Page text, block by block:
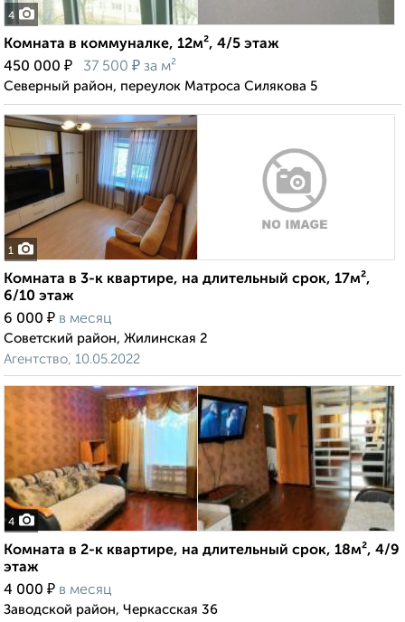
4
Комната в коммуналке, 12м², 4/5 этаж
450 000 ₽ 37 500 ₽ за м²
Северный район, переулок Матроса Силякова 5
1
Комната в 3-к квартире, на длительный срок, 17м²,
6/10 этаж
6 000 ₽ в месяц
Советский район, Жилинская 2
Агентство, 10.05.2022
4
Комната в 2-к квартире, на длительный срок, 18м², 4/9
этаж
4 000 ₽ в месяц
Заводской район, Черкасская 36